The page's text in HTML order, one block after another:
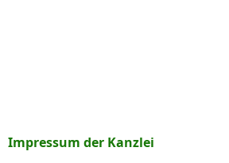
Impressum der Kanzlei